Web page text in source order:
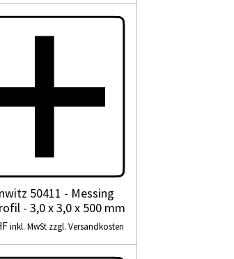
50411 - Messing
- 3,0 x 3,0 x 500 mm
inkl. MwSt zzgl. Versandkosten